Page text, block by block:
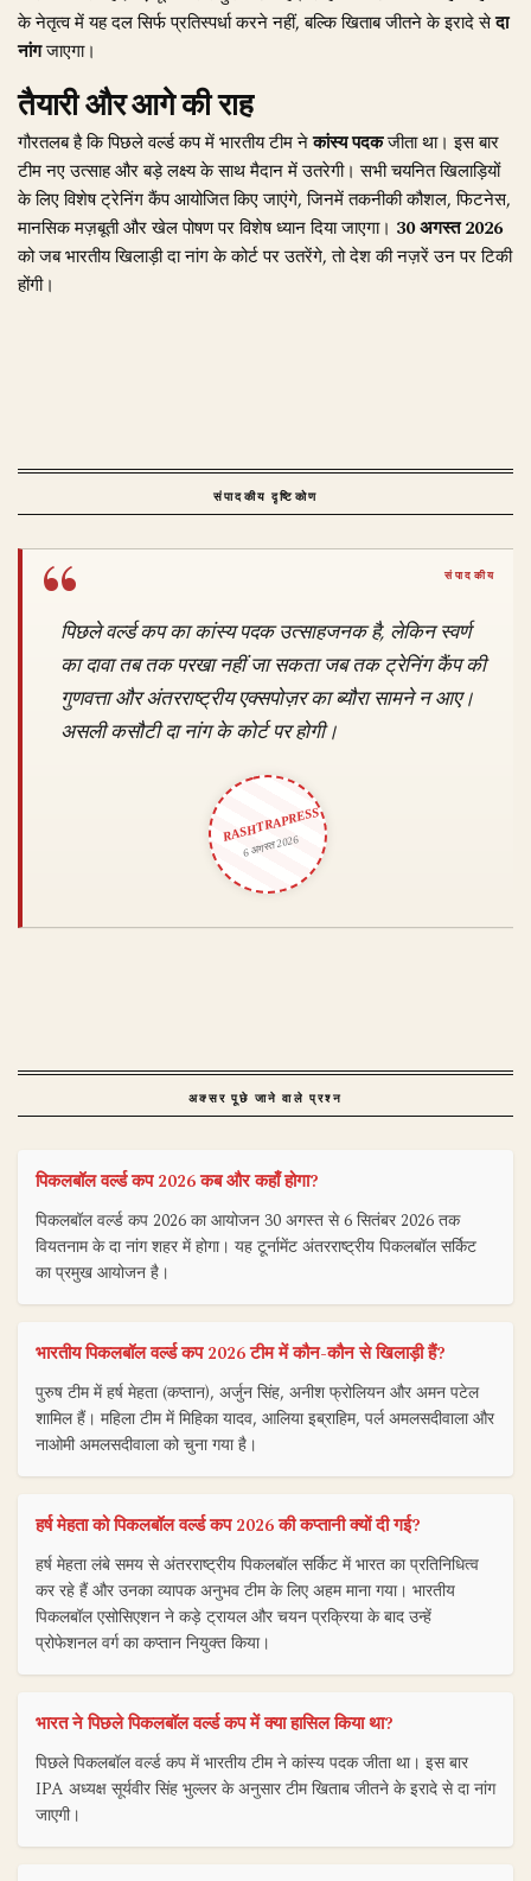
के नेतृत्व में यह दल सिर्फ प्रतिस्पर्धा करने नहीं, बल्कि खिताब जीतने के इरादे सेदा
नांगजाएगा।
तैयारी और आगे की राह
गौरतलब है कि पिछले वर्ल्ड कप में भारतीय टीम नेकांस्य पदकजीता था। इस बार
टीम नए उत्साह और बड़े लक्ष्य के साथ मैदान में उतरेगी। सभी चयनित खिलाड़ियों
के लिए विशेष ट्रेनिंग कैंप आयोजित किए जाएंगे, जिनमें तकनीकी कौशल, फिटनेस,
मानसिक मज़बूती और खेल पोषण पर विशेष ध्यान दिया जाएगा। 30 अगस्त 2026
को जब भारतीय खिलाड़ी दा नांग के कोर्ट पर उतरेंगे, तो देश की नज़रें उन पर टिकी
होंगी।
संपादकीय दृष्टिकोण
पिछले वर्ल्ड कप का कांस्य पदक उत्साहजनक है, लेकिन स्वर्ण
का दावा तब तक परखा नहीं जा सकता जब तक ट्रेनिंग कैंप की
गुणवत्ता और अंतरराष्ट्रीय एक्सपोज़र का ब्यौरा सामने न आए।
असली कसौटी दा नांग के कोर्ट पर होगी।
RASHTRAPRESS
6 अगस्त 2026
अक्सर पूछे जाने वाले प्रश्न
पिकलबॉल वर्ल्ड कप 2026 कब और कहाँ होगा?
पिकलबॉल वर्ल्ड कप 2026 का आयोजन 30 अगस्त से 6 सितंबर 2026 तक
वियतनाम के दा नांग शहर में होगा। यह टूर्नामेंट अंतरराष्ट्रीय पिकलबॉल सर्किट
का प्रमुख आयोजन है।
भारतीय पिकलबॉल वर्ल्ड कप 2026 टीम में कौन-कौन से खिलाड़ी हैं?
पुरुष टीम में हर्ष मेहता (कप्तान), अर्जुन सिंह, अनीश फ्रोलियन और अमन पटेल
शामिल हैं। महिला टीम में मिहिका यादव, आलिया इब्राहिम, पर्ल अमलसदीवाला और
नाओमी अमलसदीवाला को चुना गया है।
हर्ष मेहता को पिकलबॉल वर्ल्ड कप 2026 की कप्तानी क्यों दी गई?
हर्ष मेहता लंबे समय से अंतरराष्ट्रीय पिकलबॉल सर्किट में भारत का प्रतिनिधित्व
कर रहे हैं और उनका व्यापक अनुभव टीम के लिए अहम माना गया। भारतीय
पिकलबॉल एसोसिएशन ने कड़े ट्रायल और चयन प्रक्रिया के बाद उन्हें
प्रोफेशनल वर्ग का कप्तान नियुक्त किया।
भारत ने पिछले पिकलबॉल वर्ल्ड कप में क्या हासिल किया था?
पिछले पिकलबॉल वर्ल्ड कप में भारतीय टीम ने कांस्य पदक जीता था। इस बार
IPA अध्यक्ष सूर्यवीर सिंह भुल्लर के अनुसार टीम खिताब जीतने के इरादे से दा नांग
जाएगी।